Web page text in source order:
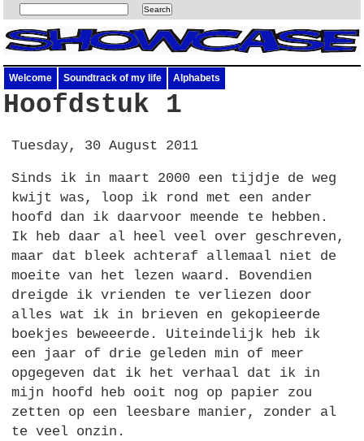
Welcome Soundtrack of my life Alphabets
Hoofdstuk 1
Tuesday, 30 August 2011
Sinds ik in maart 2000 een tijdje de weg
kwijt was, loop ik rond met een ander
hoofd dan ik daarvoor meende te hebben.
Ik heb daar al heel veel over geschreven,
maar dat bleek achteraf allemaal niet de
moeite van het lezen waard. Bovendien
dreigde ik vrienden te verliezen door
alles wat ik in brieven en gekopieerde
boekjes beweeerde. Uiteindelijk heb ik
een jaar of drie geleden min of meer
opgegeven dat ik het verhaal dat ik in
mijn hoofd heb ooit nog op papier zou
zetten op een leesbare manier, zonder al
te veel onzin.